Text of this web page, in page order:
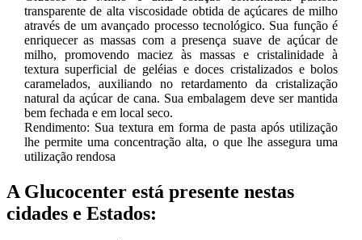
transparente de alta viscosidade obtida de açúcares de milho
através de um avançado processo tecnológico. Sua função é
enriquecer as massas com a presença suave de açúcar de
milho, promovendo maciez às massas e cristalinidade à
textura superficial de geléias e doces cristalizados e bolos
caramelados, auxiliando no retardamento da cristalização
natural da açúcar de cana. Sua embalagem deve ser mantida
bem fechada e em local seco.
Rendimento: Sua textura em forma de pasta após utilização
lhe permite uma concentração alta, o que lhe assegura uma
utilização rendosa
A Glucocenter está presente nestas
cidades e Estados: